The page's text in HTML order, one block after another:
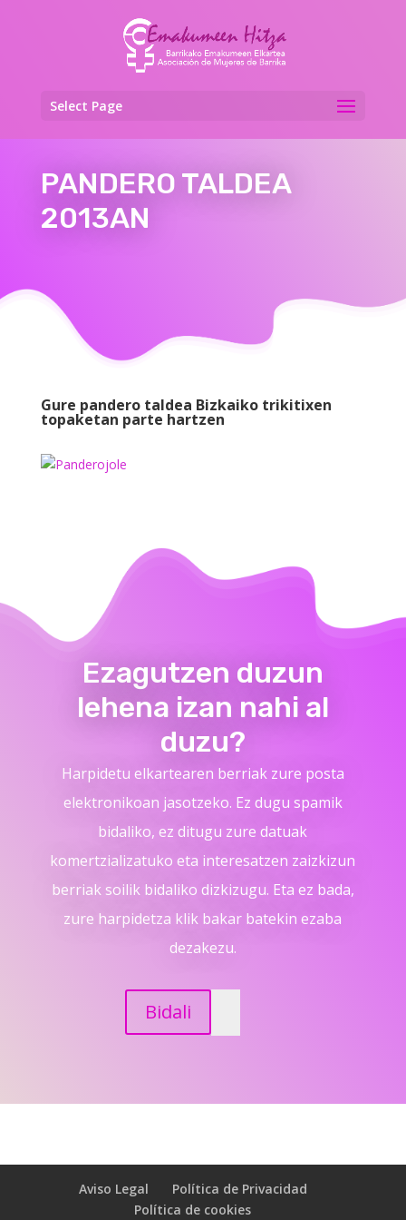
Select Page
PANDERO TALDEA
2013AN
Gure pandero taldea Bizkaiko trikitixen
topaketan parte hartzen
Ezagutzen duzun
lehena izan nahi al
duzu?
Harpidetu elkartearen berriak zure posta
elektronikoan jasotzeko. Ez dugu spamik
bidaliko, ez ditugu zure datuak
komertzializatuko eta interesatzen zaizkizun
berriak soilik bidaliko dizkizugu. Eta ez bada,
zure harpidetza klik bakar batekin ezaba
dezakezu.
Bidali
Aviso Legal
Política de Privacidad
Política de cookies